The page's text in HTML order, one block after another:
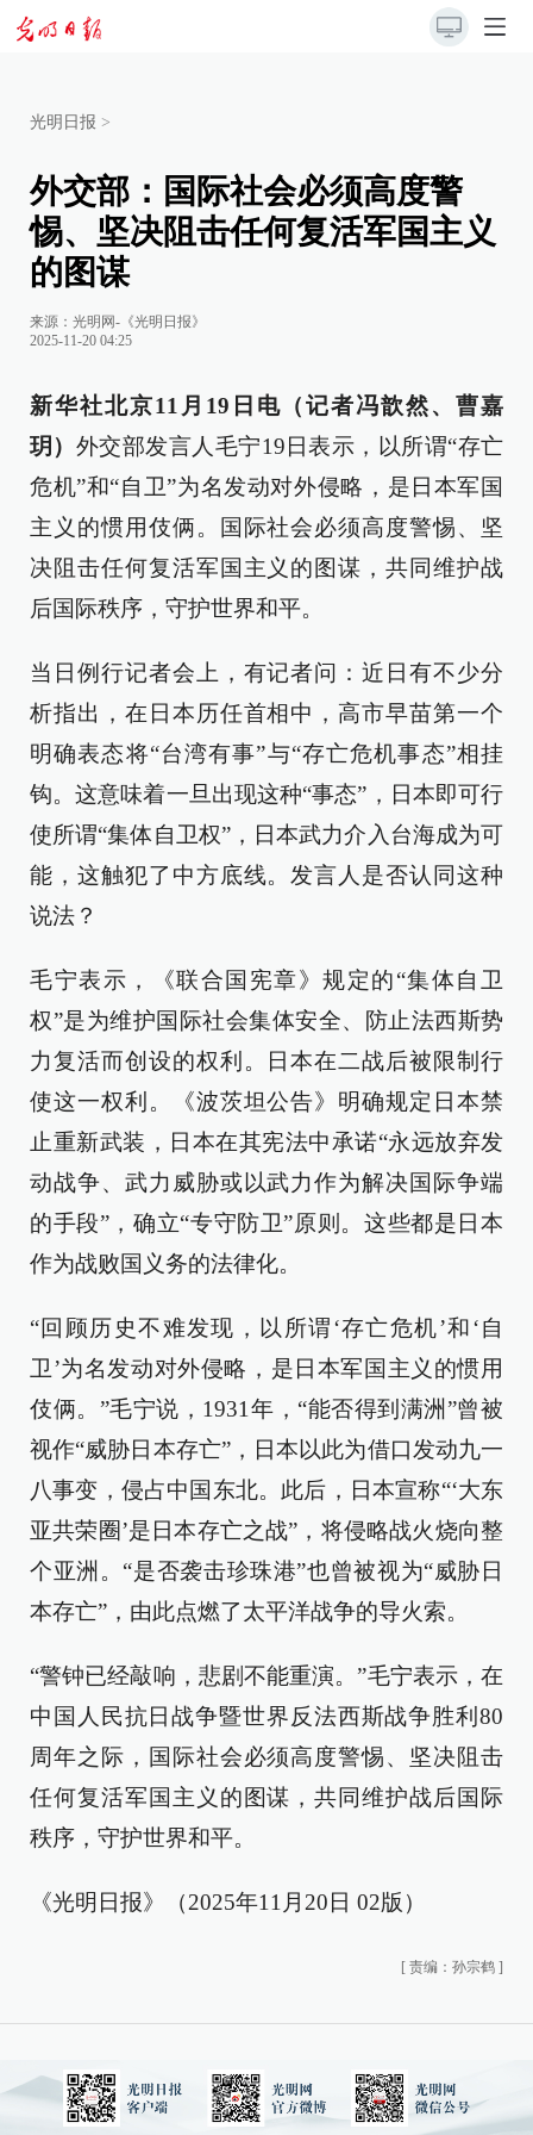
光明日报 >
外交部：国际社会必须高度警
惕、坚决阻击任何复活军国主义
的图谋
来源： 光明网-《光明日报》
2025-11-20 04:25
新华社北京11月19日电（记者冯歆然、曹嘉
玥） 外交部发言人毛宁19日表示，以所谓“存亡
危机”和“自卫”为名发动对外侵略，是日本军国
主义的惯用伎俩。国际社会必须高度警惕、坚
决阻击任何复活军国主义的图谋，共同维护战
后国际秩序，守护世界和平。
当日例行记者会上，有记者问：近日有不少分
析指出，在日本历任首相中，高市早苗第一个
明确表态将“台湾有事”与“存亡危机事态”相挂
钩。这意味着一旦出现这种“事态”，日本即可行
使所谓“集体自卫权”，日本武力介入台海成为可
能，这触犯了中方底线。发言人是否认同这种
说法？
毛宁表示，《联合国宪章》规定的“集体自卫
权”是为维护国际社会集体安全、防止法西斯势
力复活而创设的权利。日本在二战后被限制行
使这一权利。《波茨坦公告》明确规定日本禁
止重新武装，日本在其宪法中承诺“永远放弃发
动战争、武力威胁或以武力作为解决国际争端
的手段”，确立“专守防卫”原则。这些都是日本
作为战败国义务的法律化。
“回顾历史不难发现，以所谓‘存亡危机’和‘自
卫’为名发动对外侵略，是日本军国主义的惯用
伎俩。”毛宁说，1931年，“能否得到满洲”曾被
视作“威胁日本存亡”，日本以此为借口发动九一
八事变，侵占中国东北。此后，日本宣称“‘大东
亚共荣圈’是日本存亡之战”，将侵略战火烧向整
个亚洲。“是否袭击珍珠港”也曾被视为“威胁日
本存亡”，由此点燃了太平洋战争的导火索。
“警钟已经敲响，悲剧不能重演。”毛宁表示，在
中国人民抗日战争暨世界反法西斯战争胜利80
周年之际，国际社会必须高度警惕、坚决阻击
任何复活军国主义的图谋，共同维护战后国际
秩序，守护世界和平。
《光明日报》（2025年11月20日 02版）
[ 责编：孙宗鹤 ]